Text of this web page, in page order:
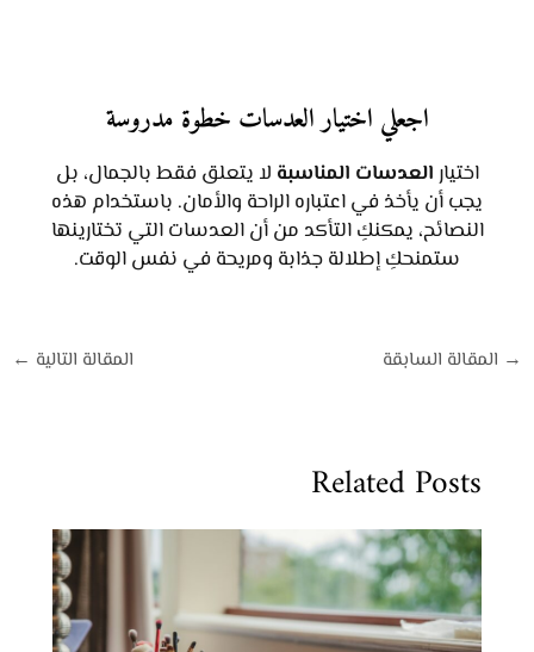
اجعلي اختيار العدسات خطوة مدروسة
اختيار العدسات المناسبة لا يتعلق فقط بالجمال، بل
يجب أن يأخذ في اعتباره الراحة والأمان. باستخدام هذه
النصائح، يمكنكِ التأكد من أن العدسات التي تختارينها
ستمنحكِ إطلالة جذابة ومريحة في نفس الوقت.
→ المقالة السابقة المقالة التالية ←
Related Posts